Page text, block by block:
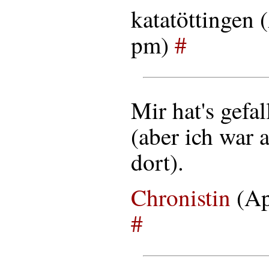
katatöttingen
pm) #
Mir hat's
(aber ich war
dort).
Chronistin
#